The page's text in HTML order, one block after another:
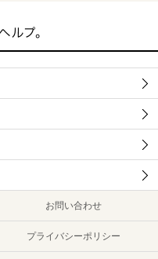
お問い合わせ
プライバシーポリシー